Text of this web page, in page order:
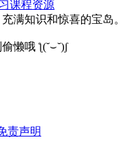
满知识和惊喜的宝岛。
懒哦 ƪ(˘⌣˘)ʃ
责声明